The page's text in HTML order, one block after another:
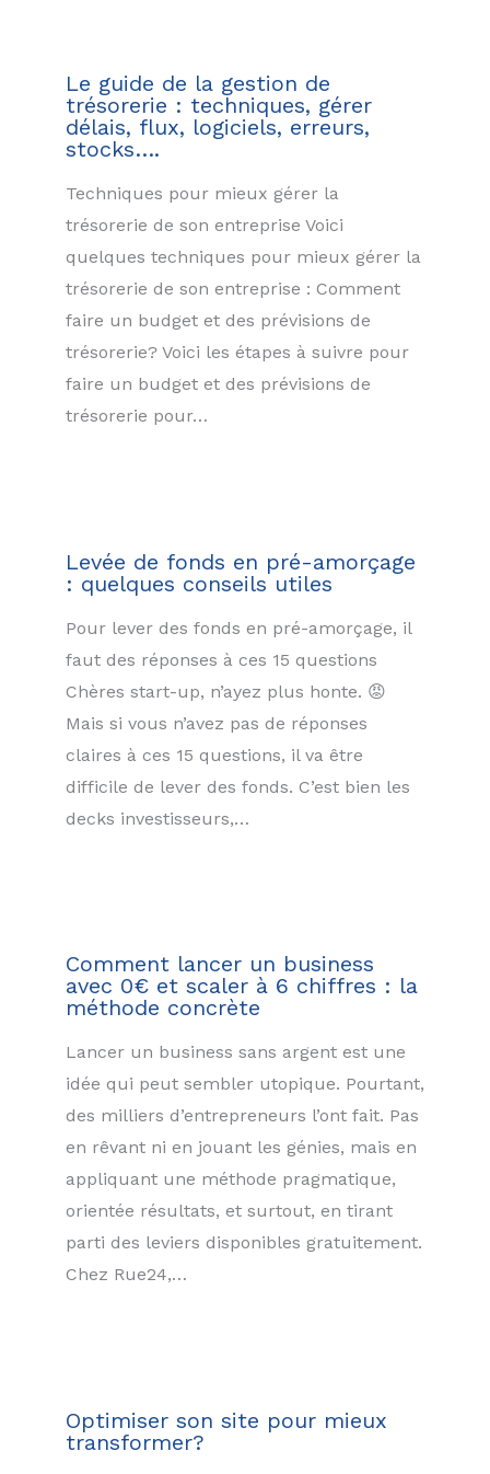
Le guide de la gestion de
trésorerie : techniques, gérer
délais, flux, logiciels, erreurs,
stocks….
Techniques pour mieux gérer la
trésorerie de son entreprise Voici
quelques techniques pour mieux gérer la
trésorerie de son entreprise : Comment
faire un budget et des prévisions de
trésorerie? Voici les étapes à suivre pour
faire un budget et des prévisions de
trésorerie pour…
Levée de fonds en pré-amorçage
: quelques conseils utiles
Pour lever des fonds en pré-amorçage, il
faut des réponses à ces 15 questions
Chères start-up, n’ayez plus honte. 😡
Mais si vous n’avez pas de réponses
claires à ces 15 questions, il va être
difficile de lever des fonds. C’est bien les
decks investisseurs,…
Comment lancer un business
avec 0€ et scaler à 6 chiffres : la
méthode concrète
Lancer un business sans argent est une
idée qui peut sembler utopique. Pourtant,
des milliers d’entrepreneurs l’ont fait. Pas
en rêvant ni en jouant les génies, mais en
appliquant une méthode pragmatique,
orientée résultats, et surtout, en tirant
parti des leviers disponibles gratuitement.
Chez Rue24,…
Optimiser son site pour mieux
transformer?